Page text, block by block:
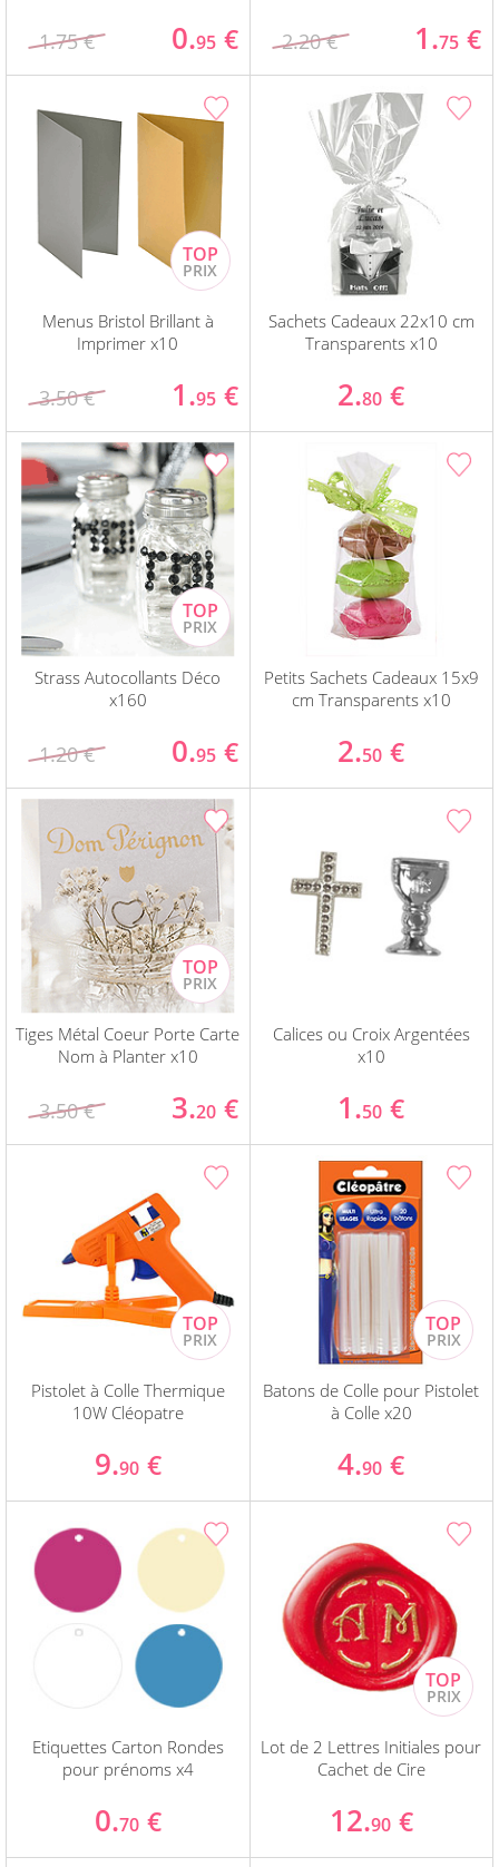
1.75 € 0.95 € 2.20 € 1.75 €
Menus Bristol Brillant à
Imprimer x10
3.50 € 1.95 €
Sachets Cadeaux 22x10 cm
Transparents x10
2.80 €
Strass Autocollants Déco
x160
1.20 € 0.95 €
Petits Sachets Cadeaux 15x9
cm Transparents x10
2.50 €
Tiges Métal Coeur Porte Carte
Nom à Planter x10
3.50 € 3.20 €
Calices ou Croix Argentées
x10
1.50 €
Pistolet à Colle Thermique
10W Cléopatre
9.90 €
Batons de Colle pour Pistolet
à Colle x20
4.90 €
Etiquettes Carton Rondes
pour prénoms x4
0.70 €
Lot de 2 Lettres Initiales pour
Cachet de Cire
12.90 €